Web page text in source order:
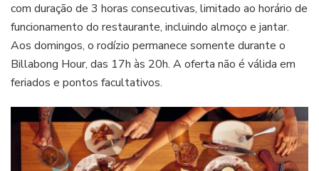
com duração de 3 horas consecutivas, limitado ao horário de
funcionamento do restaurante, incluindo almoço e jantar.
Aos domingos, o rodízio permanece somente durante o
Billabong Hour, das 17h às 20h. A oferta não é válida em
feriados e pontos facultativos.